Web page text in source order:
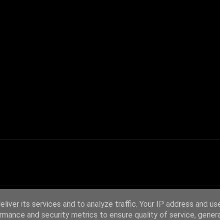
its services and to analyze traffic. Your IP address and
and security metrics to ensure quality of service,